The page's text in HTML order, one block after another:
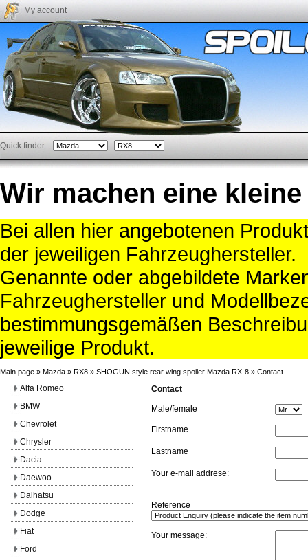
My account
Quick finder:
Wir machen eine kleine
Bei allen hier angebotenen
der jeweiligen Fahrzeughersteller.
Genannte oder abgebildete
Fahrzeughersteller und
bestimmungsgemäßen
jeweilige Produkt.
Main page » Mazda » RX8 » SHOGUN style rear wing spoiler Mazda RX-8 » Contact
Contact
Male/female
Firstname
Lastname
Your e-mail addrese:
Reference
Your message:
Alfa Romeo
BMW
Chevrolet
Chrysler
Dacia
Daewoo
Daihatsu
Dodge
Fiat
Ford